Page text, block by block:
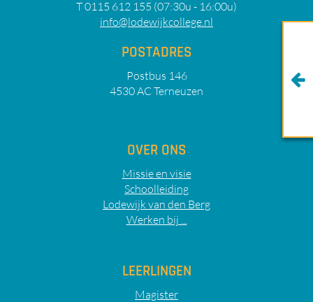
T 0115 612 155 (07:30u - 16:00u)
info@lodewijkcollege.nl
POSTADRES
Postbus 146
4530 AC Terneuzen
OVER ONS
Missie en visie
Schoolleiding
Lodewijk van den Berg
Werken bij ...
LEERLINGEN
Magister